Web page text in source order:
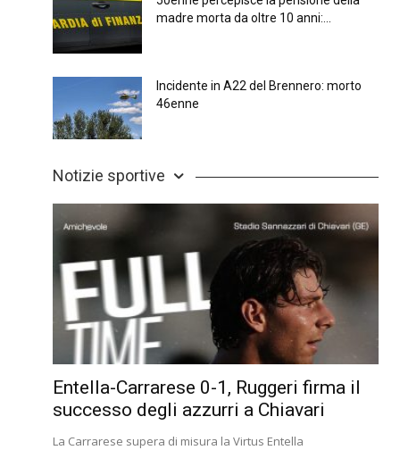
madre morta da oltre 10 anni:...
Incidente in A22 del Brennero: morto
46enne
Notizie sportive
Entella-Carrarese 0-1, Ruggeri firma il
successo degli azzurri a Chiavari
La Carrarese supera di misura la Virtus Entella